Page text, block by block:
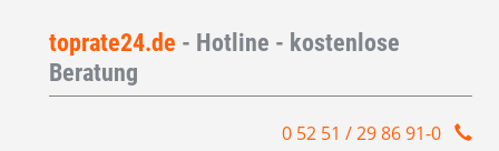
toprate24.de - Hotline - kostenlose
Beratung
0 52 51 / 29 86 91-0